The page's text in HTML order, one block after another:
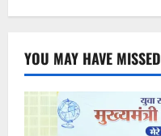
YOU MAY HAVE MISSED